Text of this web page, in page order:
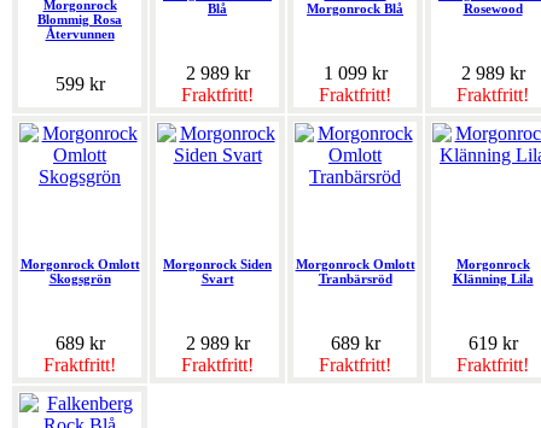
Morgonrock
Blommig Rosa
Återvunnen
599 kr
Blå
2 989 kr
Fraktfritt!
Morgonrock Blå
1 099 kr
Fraktfritt!
Rosewood
2 989 kr
Fraktfritt!
Morgonrock Omlott
Skogsgrön
689 kr
Fraktfritt!
Morgonrock Siden
Svart
2 989 kr
Fraktfritt!
Morgonrock Omlott
Tranbärsröd
689 kr
Fraktfritt!
Morgonrock
Klänning Lila
619 kr
Fraktfritt!